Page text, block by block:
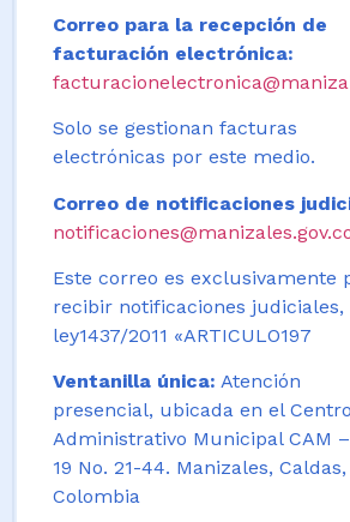
Correo para la recepción de
facturación electrónica:
Solo se gestionan facturas
electrónicas por este medio.
Correo de notificaciones
Este correo es exclusivamente
recibir notificaciones judiciales,
ley1437/2011 «ARTICULO197
Ventanilla única: Atención
presencial, ubicada en el Centro
Administrativo Municipal CAM
19 No. 21-44. Manizales, Caldas,
Colombia